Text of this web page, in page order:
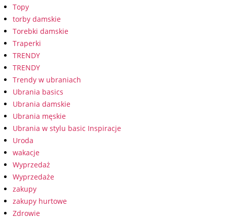
Topy
torby damskie
Torebki damskie
Traperki
TRENDY
TRENDY
Trendy w ubraniach
Ubrania basics
Ubrania damskie
Ubrania męskie
Ubrania w stylu basic Inspiracje
Uroda
wakacje
Wyprzedaż
Wyprzedaże
zakupy
zakupy hurtowe
Zdrowie